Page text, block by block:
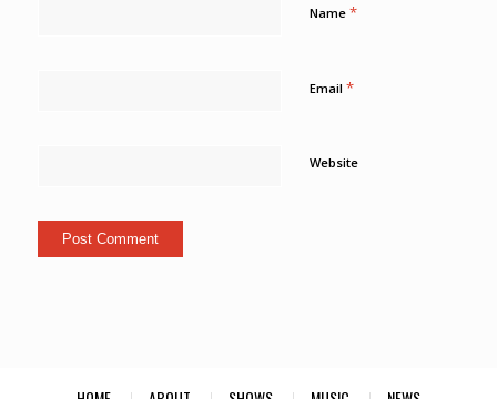
Name *
Email *
Website